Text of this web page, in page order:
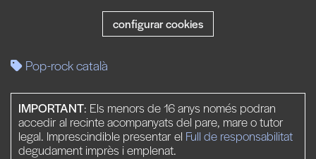
configurar cookies
Pop-rock català
IMPORTANT: Els menors de 16 anys només podran
accedir al recinte acompanyats del pare, mare o tutor
legal. Imprescindible presentar el Full de responsabilitat
degudament imprès i emplenat.